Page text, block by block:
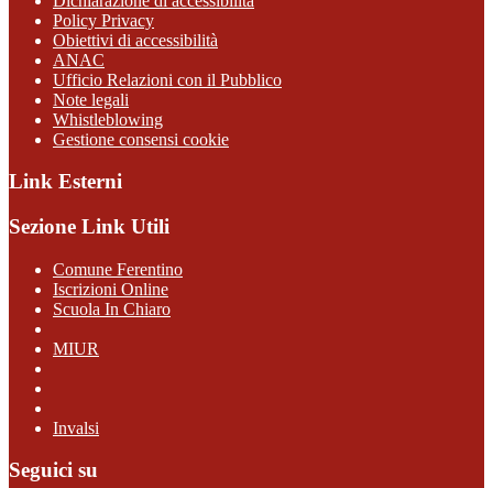
Policy Privacy
Obiettivi di accessibilità
ANAC
Ufficio Relazioni con il Pubblico
Note legali
Whistleblowing
Gestione consensi cookie
Link Esterni
Sezione Link Utili
Comune Ferentino
Iscrizioni Online
Scuola In Chiaro
MIUR
Invalsi
Seguici su